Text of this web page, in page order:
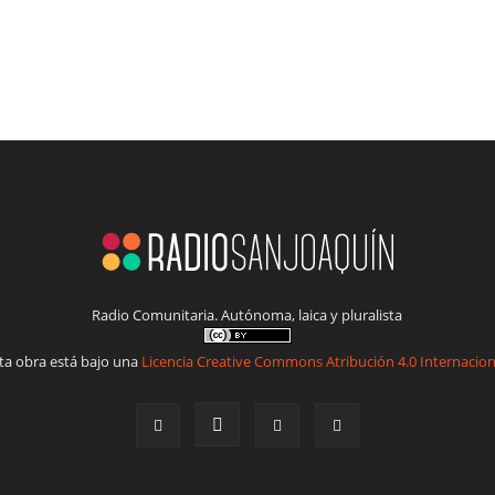
Radio Comunitaria. Autónoma, laica y pluralista
obra está bajo una Licencia Creative Commons Atribución 4.0